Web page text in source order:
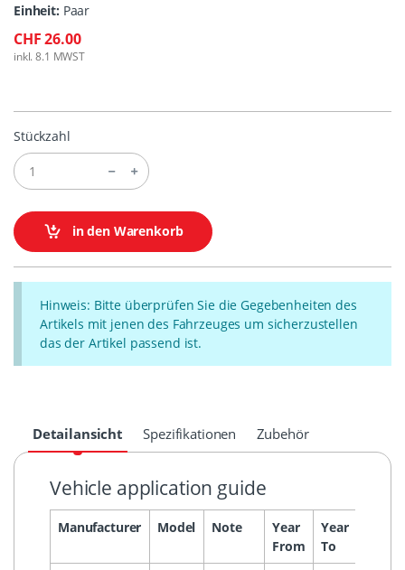
Einheit: Paar
CHF 26.00
inkl. 8.1 MWST
Stückzahl
in den Warenkorb
Hinweis: Bitte überprüfen Sie die Gegebenheiten des
Artikels mit jenen des Fahrzeuges um sicherzustellen
das der Artikel passend ist.
Detailansicht Spezifikationen Zubehör
Vehicle application guide
Manufacturer Model Note
Year
From
Year
To